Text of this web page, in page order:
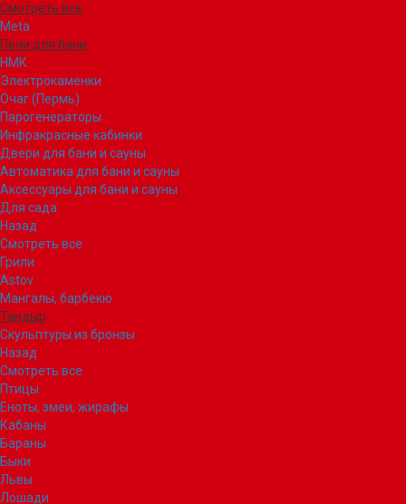
Смотреть все
Meta
Печи для бани
НМК
Электрокаменки
Очаг (Пермь)
Парогенераторы
Инфракрасные кабинки
Двери для бани и сауны
Автоматика для бани и сауны
Аксессуары для бани и сауны
Для сада
Назад
Смотреть все
Грили
Astov
Мангалы, барбекю
Тандыр
Скульптуры из бронзы
Назад
Смотреть все
Птицы
Еноты, змеи, жирафы
Кабаны
Бараны
Быки
Львы
Лошади